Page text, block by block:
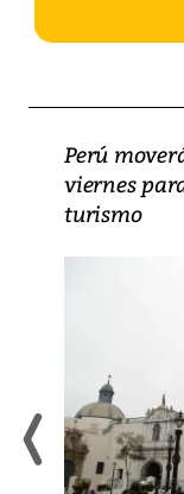
Perú
viernes
turismo